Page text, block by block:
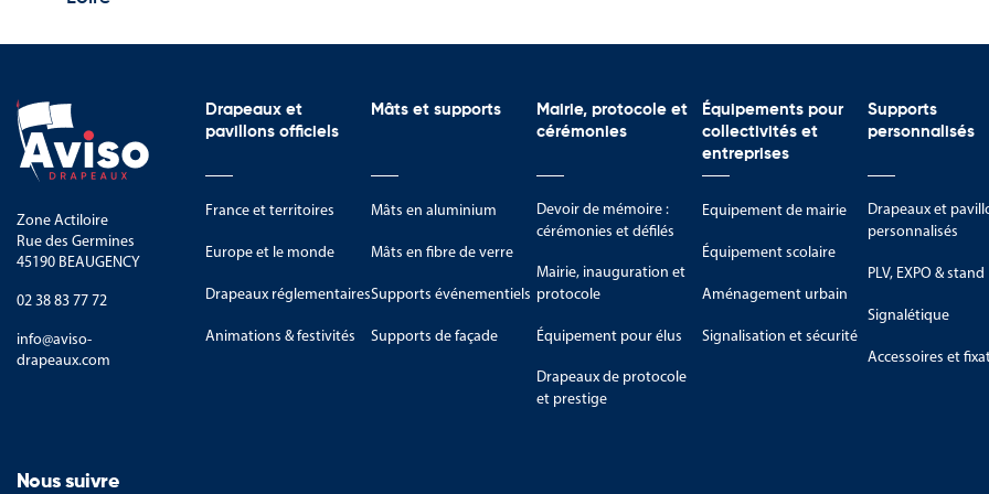
Centres techniques
Ils permettent d’informer les utilisateurs des risques présents et de compléter les dispositifs de
L’offre Aviso Drapeaux pour la signalisation réglementaire
Aviso Drapeaux propose une sélection de panneaux CLP conformes au règlement européen (CE)
En complément de cette catégorie, vous trouverez également des panneaux d’interdiction, de
signalisation réglementaire adaptées aux différents environnements professionnels.
Zone Actiloire
Rue des Germines
45190 BEAUGENCY
02 38 83 77 72
info@aviso-
drapeaux.com
Drapeaux et
pavillons officiels
France et territoires
Europe et le monde
Drapeaux réglementaires
Animations & festivités
Mâts et supports
Mâts en aluminium
Mâts en fibre de verre
Supports événementiels
Supports de façade
Mairie, protocole et
cérémonies
Devoir de mémoire :
cérémonies et défilés
Mairie, inauguration et
protocole
Équipement pour élus
Drapeaux de protocole
et prestige
Équipements pour
collectivités et
entreprises
Equipement de mairie
Équipement scolaire
Aménagement urbain
Signalisation et sécurité
Supports
personnalisés
Drapeaux et
personnalisés
PLV, EXPO & stand
Signalétique
Accessoires et
Nous suivre